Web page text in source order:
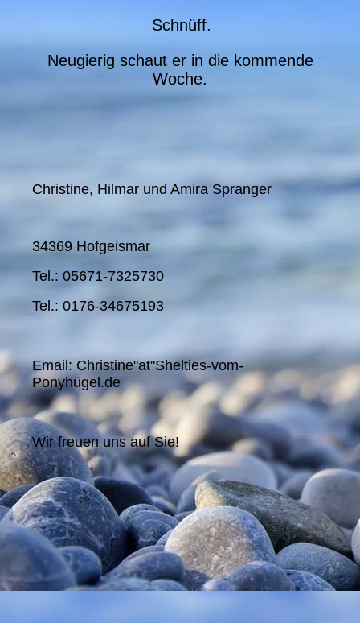
Schnüff.
Neugierig schaut er in die kommende
Woche.
Christine, Hilmar und Amira Spranger
34369 Hofgeismar
Tel.: 05671-7325730
Tel.: 0176-34675193
Email: Christine"at"Shelties-vom-
Ponyhügel.de
Wir freuen uns auf Sie!